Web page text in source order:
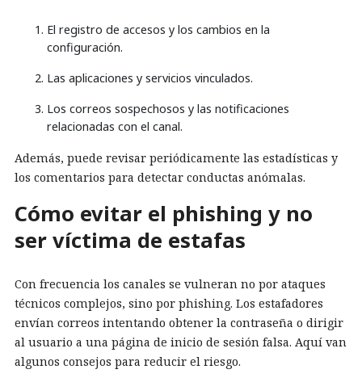
El registro de accesos y los cambios en la
configuración.
Las aplicaciones y servicios vinculados.
Los correos sospechosos y las notificaciones
relacionadas con el canal.
Además, puede revisar periódicamente las estadísticas y
los comentarios para detectar conductas anómalas.
Cómo evitar el phishing y no
ser víctima de estafas
Con frecuencia los canales se vulneran no por ataques
técnicos complejos, sino por phishing. Los estafadores
envían correos intentando obtener la contraseña o dirigir
al usuario a una página de inicio de sesión falsa. Aquí van
algunos consejos para reducir el riesgo.